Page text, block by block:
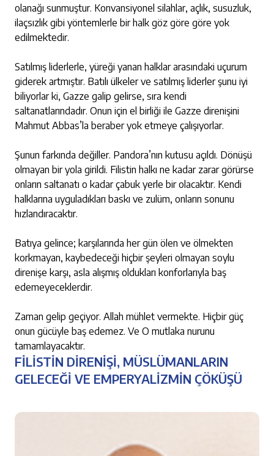
FİLİSTİN DİRENİŞİ, MÜSLÜMANLARIN
GELECEĞİ VE EMPERYALİZMİN ÇÖKÜŞÜ
olanağı sunmuştur. Konvansiyonel silahlar, açlık, susuzluk,
ilaçsızlık gibi yöntemlerle bir halk göz göre göre yok
edilmektedir.
Satılmış liderlerle, yüreği yanan halklar arasındaki uçurum
giderek artmıştır. Batılı ülkeler ve satılmış liderler şunu iyi
biliyorlar ki, Gazze galip gelirse, sıra kendi
saltanatlarındadır. Onun için el birliği ile Gazze direnişini
Mahmut Abbas’la beraber yok etmeye çalışıyorlar.
Şunun farkında değiller. Pandora’nın kutusu açıldı. Dönüşü
olmayan bir yola girildi. Filistin halkı ne kadar zarar görürse
onların saltanatı o kadar çabuk yerle bir olacaktır. Kendi
halklarına uyguladıkları baskı ve zulüm, onların sonunu
hızlandıracaktır.
Batıya gelince; karşılarında her gün ölen ve ölmekten
korkmayan, kaybedeceği hiçbir şeyleri olmayan soylu
direnişe karşı, asla alışmış oldukları konforlarıyla baş
edemeyeceklerdir.
Zaman gelip geçiyor. Allah mühlet vermekte. Hiçbir güç
onun gücüyle baş edemez. Ve O mutlaka nurunu
tamamlayacaktır.